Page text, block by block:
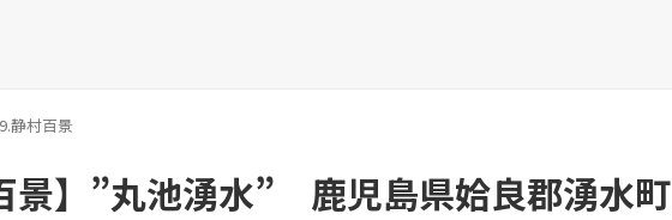
静村百景
景】”丸池湧水” 鹿児島県姶良郡湧水町